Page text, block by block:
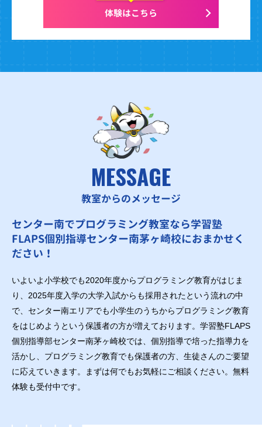
体験はこちら
MESSAGE
教室からのメッセージ
センター南でプログラミング教室なら学習塾
FLAPS個別指導センター南茅ヶ崎校におまかせく
ださい！
いよいよ小学校でも2020年度からプログラミング教育がはじま
り、2025年度入学の大学入試からも採用されたという流れの中
で、センター南エリアでも小学生のうちからプログラミング教育
をはじめようという保護者の方が増えております。学習塾FLAPS
個別指導部センター南茅ヶ崎校では、個別指導で培った指導力を
活かし、プログラミング教育でも保護者の方、生徒さんのご要望
に応えていきます。まずは何でもお気軽にご相談ください。無料
体験も受付中です。